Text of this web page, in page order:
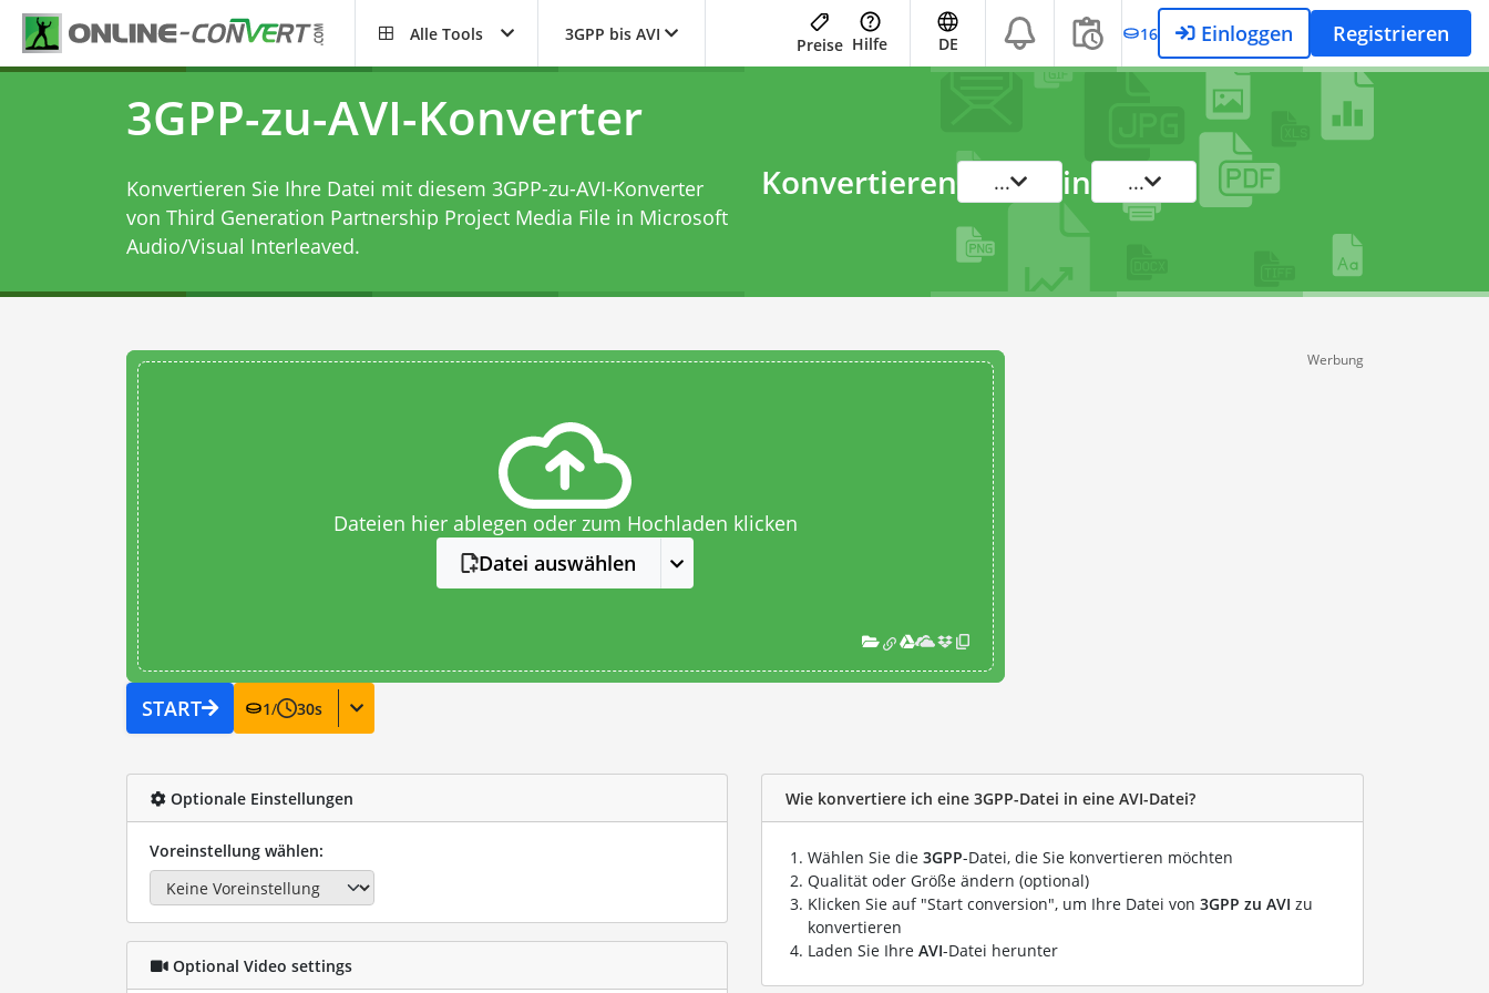
Alle Tools 3GPP bis AVI
Preise Hilfe DE 16 Einloggen Registrieren
3GPP-zu-AVI-Konverter
Konvertieren Sie Ihre Datei mit diesem 3GPP-zu-AVI-Konverter
von Third Generation Partnership Project Media File in Microsoft
Audio/Visual Interleaved.
Konvertieren ... in ...
Dateien hier ablegen oder zum Hochladen klicken
Datei auswählen
START 1/ 30s
Werbung
Optionale Einstellungen
Voreinstellung wählen:
Optional Video settings
Wie konvertiere ich eine 3GPP-Datei in eine AVI-Datei?
Wählen Sie die 3GPP-Datei, die Sie konvertieren möchten
Qualität oder Größe ändern (optional)
Klicken Sie auf "Start conversion", um Ihre Datei von 3GPP zu AVI zu
konvertieren
Laden Sie Ihre AVI-Datei herunter